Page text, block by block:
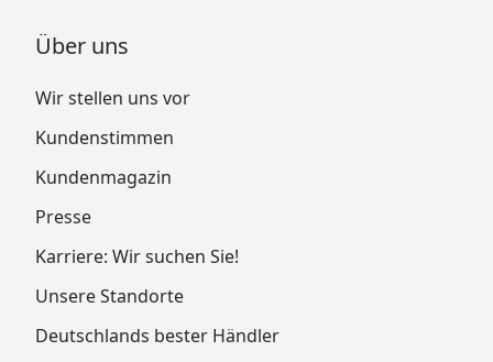
Über uns
Wir stellen uns vor
Kundenstimmen
Kundenmagazin
Presse
Karriere: Wir suchen Sie!
Unsere Standorte
Deutschlands bester Händler